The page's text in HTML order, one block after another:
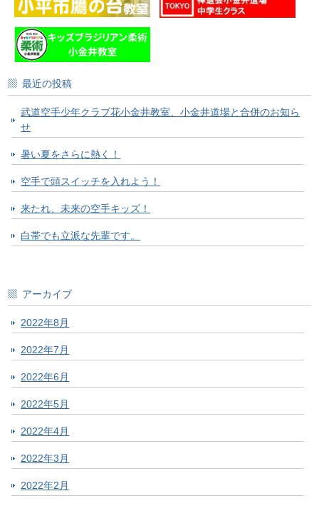
最近の投稿
武道空手少年クラブ花小金井教室、小金井道場と合併のお知ら
せ
暑い夏をさらに熱く！
空手で頭スイッチを入れよう！
来たれ、未来の空手キッズ！
白帯でも立派な先輩です。
アーカイブ
2022年8月
2022年7月
2022年6月
2022年5月
2022年4月
2022年3月
2022年2月